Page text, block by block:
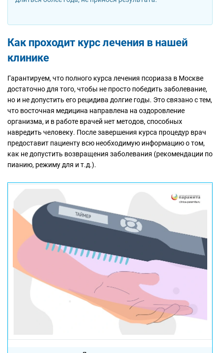
Как проходит курс лечения в нашей
клинике
Гарантируем, что полного курса лечения псориаза в Москве
достаточно для того, чтобы не просто победить заболевание,
но и не допустить его рецидива долгие годы. Это связано с тем,
что восточная медицина направлена на оздоровление
организма, и в работе врачей нет методов, способных
навредить человеку. После завершения курса процедур врач
предоставит пациенту всю необходимую информацию о том,
как не допустить возвращения заболевания (рекомендации по
пианию, режиму для и т.д.).